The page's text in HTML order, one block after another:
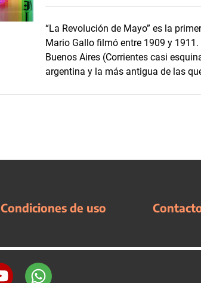
“La Revolución de Mayo” es la
Mario Gallo filmó entre 1909 y
Buenos Aires (Corrientes casi
argentina y la más antigua de las
Condiciones de uso